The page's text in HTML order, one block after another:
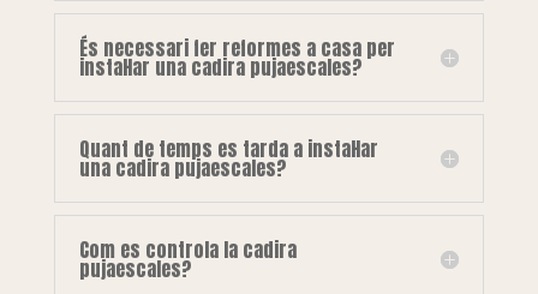
És necessari fer reformes a casa per
instal·lar una cadira pujaescales?
Quant de temps es tarda a instal·lar
una cadira pujaescales?
Com es controla la cadira
pujaescales?